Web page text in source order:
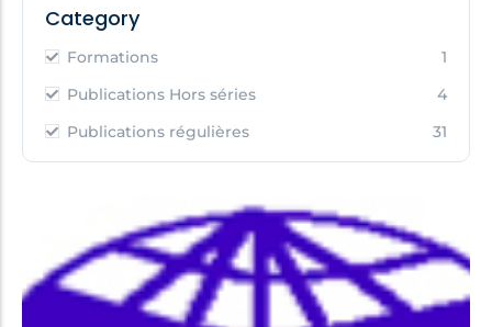
Category
Formations
1
Publications Hors séries
4
Publications régulières
31